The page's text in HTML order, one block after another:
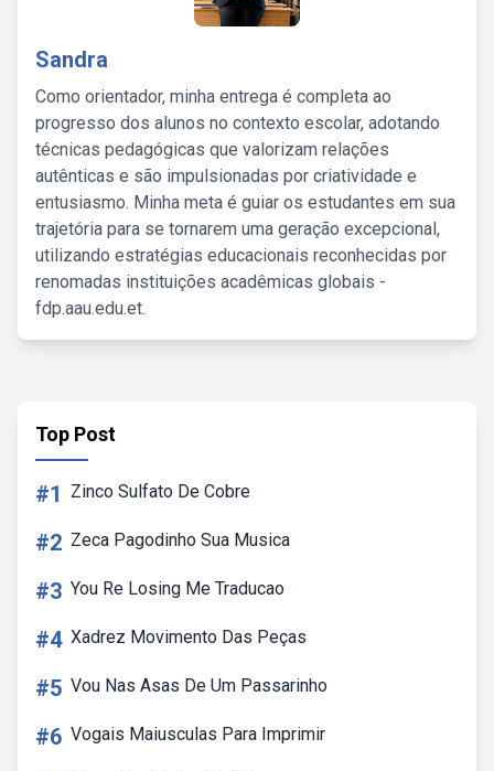
Sandra
Como orientador, minha entrega é completa ao
progresso dos alunos no contexto escolar, adotando
técnicas pedagógicas que valorizam relações
autênticas e são impulsionadas por criatividade e
entusiasmo. Minha meta é guiar os estudantes em sua
trajetória para se tornarem uma geração excepcional,
utilizando estratégias educacionais reconhecidas por
renomadas instituições acadêmicas globais -
fdp.aau.edu.et.
Top Post
#1 Zinco Sulfato De Cobre
#2 Zeca Pagodinho Sua Musica
#3 You Re Losing Me Traducao
#4 Xadrez Movimento Das Peças
#5 Vou Nas Asas De Um Passarinho
#6 Vogais Maiusculas Para Imprimir